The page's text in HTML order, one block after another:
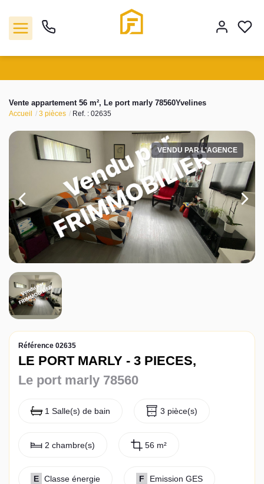
Vente
Location
Biens vendus
Gestion
Estimation
Agence
Actualités
Contact
Vente appartement 56 m², Le port marly 78560Yvelines
Accueil 3 pièces Ref. : 02635
VENDU PAR L'AGENCE
Référence 02635
LE PORT MARLY - 3 PIECES,
Le port marly 78560
1 Salle(s) de bain 3 pièce(s)
2 chambre(s) 56 m²
E Classe énergie F Emission GES